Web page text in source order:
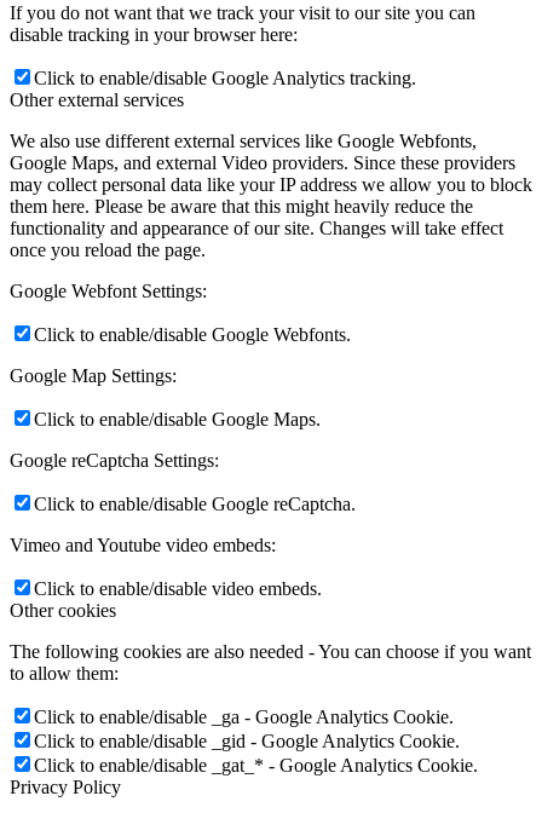
If you do not want that we track your visit to our site you can
disable tracking in your browser here:
Click to enable/disable Google Analytics tracking.
Other external services
We also use different external services like Google Webfonts,
Google Maps, and external Video providers. Since these providers
may collect personal data like your IP address we allow you to block
them here. Please be aware that this might heavily reduce the
functionality and appearance of our site. Changes will take effect
once you reload the page.
Google Webfont Settings:
Click to enable/disable Google Webfonts.
Google Map Settings:
Click to enable/disable Google Maps.
Google reCaptcha Settings:
Click to enable/disable Google reCaptcha.
Vimeo and Youtube video embeds:
Click to enable/disable video embeds.
Other cookies
The following cookies are also needed - You can choose if you want
to allow them:
Click to enable/disable _ga - Google Analytics Cookie.
Click to enable/disable _gid - Google Analytics Cookie.
Click to enable/disable _gat_* - Google Analytics Cookie.
Privacy Policy